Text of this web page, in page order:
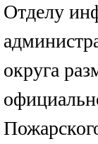
Отделу
округа